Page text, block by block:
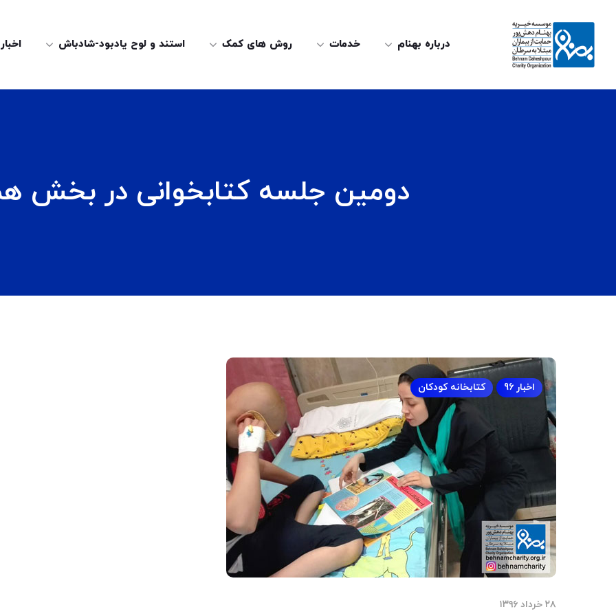
درباره بهنام خدمات روش های کمک استند و لوح یادبود-شادباش اخبار
دومین جلسه کتابخوانی در بخش
اخبار 96 کتابخانه کودکان
۲۸ خرداد ۱۳۹۶